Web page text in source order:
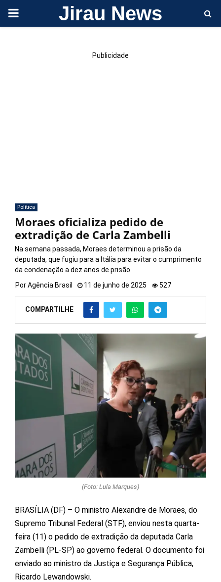
PRIMARY Jirau News
Publicidade
Política
Moraes oficializa pedido de
extradição de Carla Zambelli
Na semana passada, Moraes determinou a prisão da
deputada, que fugiu para a Itália para evitar o cumprimento
da condenação a dez anos de prisão
PorAgência Brasil 11 de junho de 2025 527
COMPARTILHE
(Foto: Lula Marques)
BRASÍLIA (DF) – O ministro Alexandre de Moraes, do
Supremo Tribunal Federal (STF), enviou nesta quarta-
feira (11) o pedido de extradição da deputada Carla
Zambelli (PL-SP) ao governo federal. O documento foi
enviado ao ministro da Justiça e Segurança Pública,
Ricardo Lewandowski.